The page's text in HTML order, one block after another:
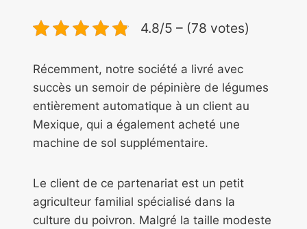
4.8/5 – (78 votes)
Récemment, notre société a livré avec
succès un semoir de pépinière de légumes
entièrement automatique à un client au
Mexique, qui a également acheté une
machine de sol supplémentaire.
Le client de ce partenariat est un petit
agriculteur familial spécialisé dans la
culture du poivron. Malgré la taille modeste